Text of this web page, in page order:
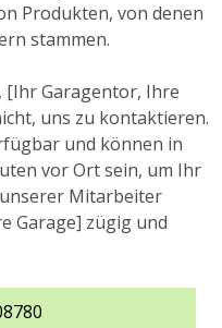
Produkten, von denen
stammen.
[Ihr Garagentor, Ihre
uns zu kontaktieren.
und können in
vor Ort sein, um Ihr
Mitarbeiter
Garage] zügig und